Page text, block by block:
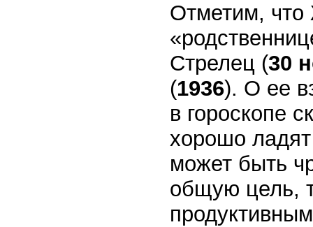
Отметим, что
Стрелец (30
(1936). О ее
в гороскопе
хорошо
может быть
общую цель,